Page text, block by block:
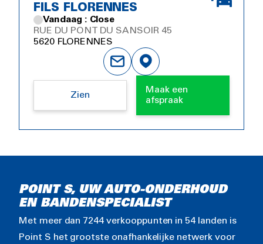
FILS FLORENNES
Vandaag : Close
RUE DU PONT DU SANSOIR 45
5620 FLORENNES
Zien
Maak een
afspraak
POINT S, UW AUTO-ONDERHOUD
EN BANDENSPECIALIST
Met meer dan 7244 verkooppunten in 54 landen is
Point S het grootste onafhankelijke netwerk voor